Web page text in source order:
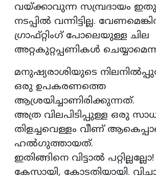
വയ്ക്കാവുന്ന സമ്പ്രദായം
നടപ്പില്‍ വന്നിട്ടില്ല.
ഗ്രാഫ്റ്റിംഗ് പോലെയുള്ള ചില
അറ്റകുറ്റപ്പണികള്‍
മനുഷ്യരാശിയുടെ
ഒരു ഉപകരണത്തെ
ആശ്രയിച്ചാണിരിക്കുന്നത്.
അത്ര വിലപിടിപ്പുള്ള ഒരു
തിളച്ചവെള്ളം വീണ്
ഹല്‍ഗുത്തായത്.
ഇതിങ്ങിനെ വിട്ടാല്‍
കേസായി, കോടതിയായി.